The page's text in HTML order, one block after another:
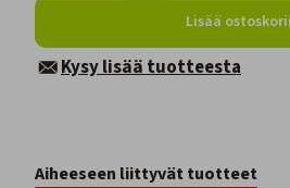
Lisää
Kysy lisää tuotteesta
Aiheeseen liittyvät tuotteet